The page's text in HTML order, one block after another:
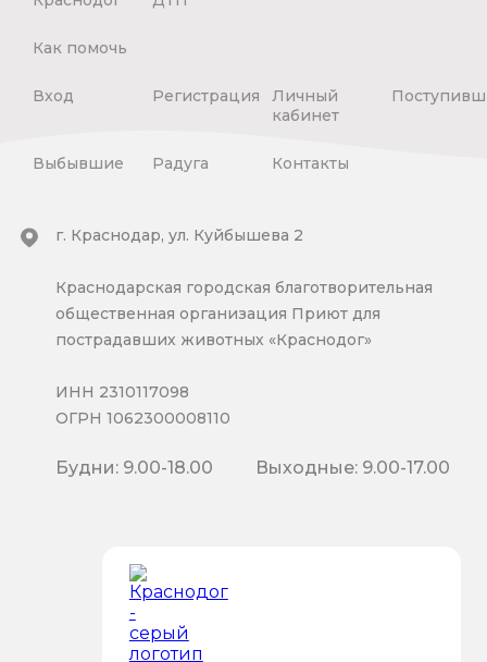
Как помочь
Вход Регистрация
Личный
кабинет
Выбывшие Радуга Контакты
г. Краснодар, ул. Куйбышева 2
Краснодарская городская благотворительная
общественная организация Приют для
пострадавших животных «Краснодог»
ИНН 2310117098
ОГРН 1062300008110
Будни: 9.00-18.00 Выходные: 9.00-17.00